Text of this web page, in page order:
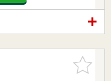
お気に入
りに追加